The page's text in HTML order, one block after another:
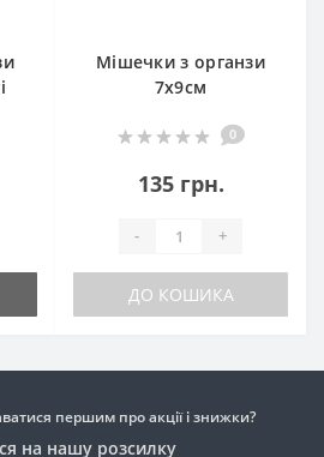
Мішечки з органзи
7х9см
0
135 грн.
- +
ДО КОШИКА
першим про акції і знижки?
на нашу розсилку